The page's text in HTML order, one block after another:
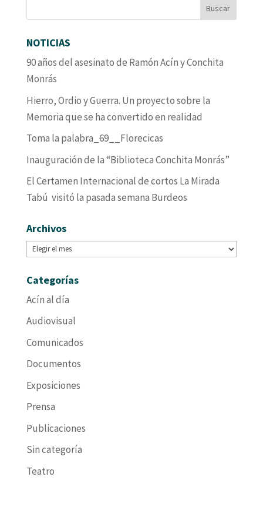
NOTICIAS
90 años del asesinato de Ramón Acín y Conchita
Monrás
Hierro, Ordio y Guerra. Un proyecto sobre la
Memoria que se ha convertido en realidad
Toma la palabra_69__Florecicas
Inauguración de la “Biblioteca Conchita Monrás”
El Certamen Internacional de cortos La Mirada
Tabú visitó la pasada semana Burdeos
Archivos
Archivos
Categorías
Acín al día
Audiovisual
Comunicados
Documentos
Exposiciones
Prensa
Publicaciones
Sin categoría
Teatro